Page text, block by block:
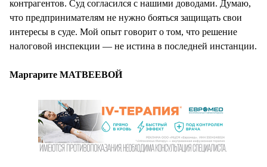
контрагентов. Суд согласился с нашими доводами. Думаю,
что предпринимателям не нужно бояться защищать свои
интересы в суде. Мой опыт говорит о том, что решение
налоговой инспекции — не истина в последней инстанции.
Маргарите МАТВЕЕВОЙ